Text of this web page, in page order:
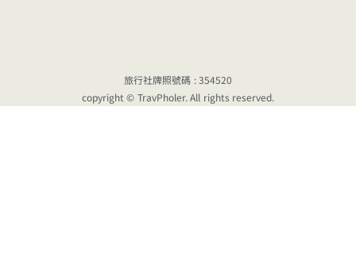
旅行社牌照號碼 : 354520
copyright © TravPholer. All rights reserved.